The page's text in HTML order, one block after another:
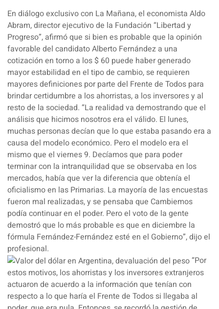
En diálogo exclusivo con La Mañana,el economista Aldo
Abram, director ejecutivo de la Fundación “Libertad y
Progreso”, afirmó que si bien es probable que la opinión
favorable del candidato Alberto Fernández a una
cotización en torno a los $ 60 puede haber generado
mayor estabilidad en el tipo de cambio, se requieren
mayores definiciones por parte del Frente de Todos para
brindar certidumbre a los ahorristas, a los inversores y al
resto de la sociedad. “La realidad va demostrando que el
análisis que hicimos nosotros era el válido. El lunes,
muchas personas decían que lo que estaba pasando era a
causa del modelo económico. Pero el modelo era el
mismo que el viernes 9. Decíamos que para poder
terminar con la intranquilidad que se observaba en los
mercados, había que ver la diferencia que obtenía el
oficialismo en las Primarias. La mayoría de las encuestas
fueron mal realizadas, y se pensaba que Cambiemos
podía continuar en el poder. Pero el voto de la gente
demostró que lo más probable es que en diciembre la
fórmula Fernández-Fernández esté en el Gobierno”, dijo el
profesional.
“Por
estos motivos, los ahorristas y los inversores extranjeros
actuaron de acuerdo a la información que tenían con
respecto a lo que haría el Frente de Todos si llegaba al